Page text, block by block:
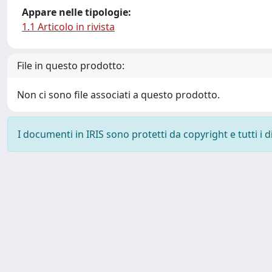
Appare nelle tipologie:
1.1 Articolo in rivista
File in questo prodotto:
Non ci sono file associati a questo prodotto.
I documenti in IRIS sono protetti da copyright e tutti i